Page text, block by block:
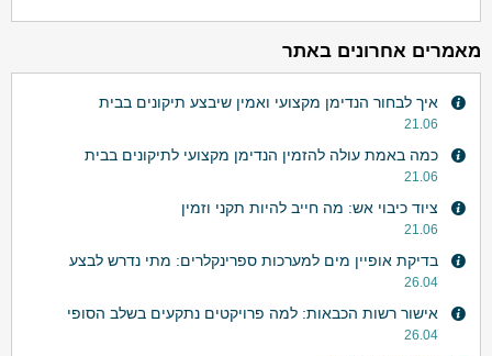
מאמרים אחרונים באתר
איך לבחור הנדימן מקצועי ואמין שיבצע תיקונים בבית
21.06
כמה באמת עולה להזמין הנדימן מקצועי לתיקונים בבית
21.06
ציוד כיבוי אש: מה חייב להיות תקני וזמין
21.06
בדיקת אופיין מים למערכות ספרינקלרים: מתי נדרש לבצע
26.04
אישור רשות הכבאות: למה פרויקטים נתקעים בשלב הסופי
26.04